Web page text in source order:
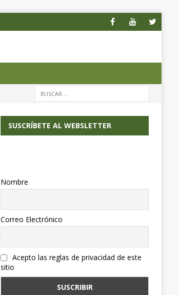
SUSCRÍBETE AL WEBSLETTER
Nombre
Correo Electrónico
Acepto las reglas de privacidad de este
sitio